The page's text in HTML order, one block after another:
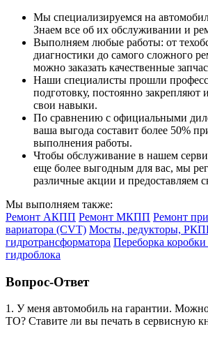
Мы специализируемся на
Знаем все об их обслуживании и
Выполняем любые работы: от
диагностики до самого сложного
можно заказать качественные
Наши специалисты прошли
подготовку, постоянно закрепляют
свои навыки.
По сравнению с официальными
ваша выгода составит более 50%
выполнения работы.
Чтобы обслуживание в нашем
еще более выгодным для вас, мы
различные акции и предоставляем
Мы выполняем также:
Ремонт АКПП Ремонт МКПП Ремонт
вариатора (CVT) Мосты, редукторы,
гидротрансформатора Переборка коробки
гидроблока
Вопрос-Ответ
1. У меня автомобиль на гарантии.
ТО? Ставите ли вы печать в сервисную